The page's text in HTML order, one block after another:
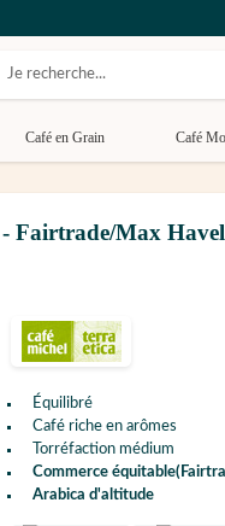
Café en Grain Café
- Fairtrade/Max
Équilibré
Café riche en arômes
Torréfaction médium
Commerce
Arabica d'altitude